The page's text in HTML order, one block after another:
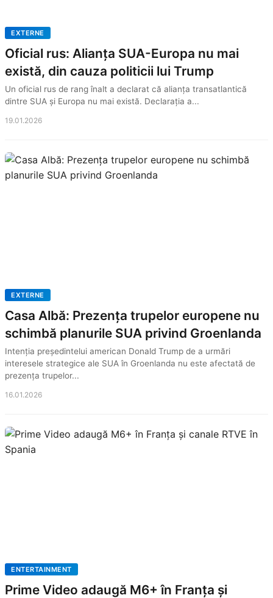
EXTERNE
Oficial rus: Alianța SUA-Europa nu mai
există, din cauza politicii lui Trump
Un oficial rus de rang înalt a declarat că alianța transatlantică
dintre SUA și Europa nu mai există. Declarația a...
19.01.2026
EXTERNE
Casa Albă: Prezența trupelor europene nu
schimbă planurile SUA privind Groenlanda
Intenția președintelui american Donald Trump de a urmări
interesele strategice ale SUA în Groenlanda nu este afectată de
prezența trupelor...
16.01.2026
ENTERTAINMENT
Prime Video adaugă M6+ în Franța și